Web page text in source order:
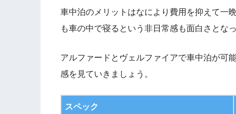
車中泊のメリットはなにより費用を抑えて一
も車の中で寝るという非日常感も面白さとなっ
アルファードとヴェルファイアで車中泊が可
感を見ていきましょう。
スペック